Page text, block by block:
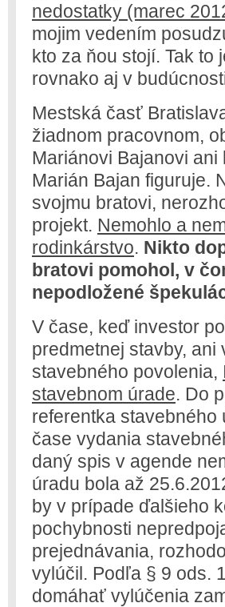
nedostatky (marec
mojim vedením
kto za ňou stojí. Tak to
rovnako aj v
Mestská časť
žiadnom pracovnom,
Mariánovi Bajanovi
Marián Bajan figuruje.
svojmu bratovi,
projekt. Nemohlo a
rodinkárstvo. Nikto
bratovi pomohol, v
nepodložené
V čase, keď investor
predmetnej stavby,
stavebného povolenia,
stavebnom úrade. Do
referentka stavebného
čase vydania
daný spis v agende
úradu bola až
by v prípade ďalšieho
pochybnosti
prejednávania,
vylúčil. Podľa § 9 ods.
domáhať vylúčenia